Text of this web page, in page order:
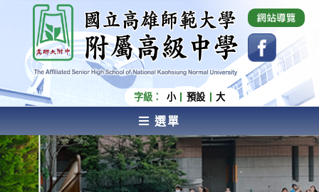
內
容
國立高雄師範大學附屬高級中學 Affiliated Senior
High School of National Kaohsiung Normal
University
字級： 小 預設 大
選單
AFFILIATED SENIOR HIGH SCHOOL OF NATIONAL
KAOHSIUNG NORMAL UNIVERSITY